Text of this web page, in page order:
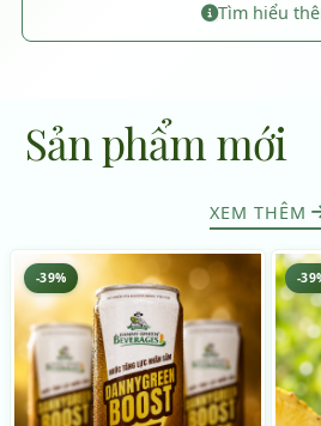
Tìm hiểu
Sản phẩm mới
XEM THÊM
-39% -